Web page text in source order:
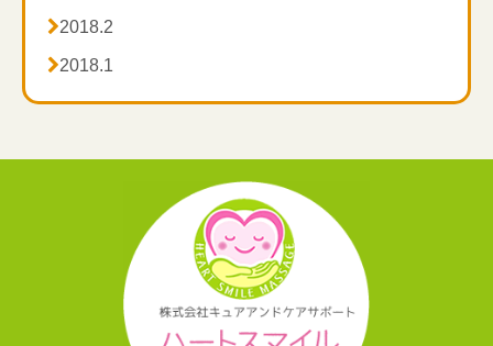
2018.2
2018.1